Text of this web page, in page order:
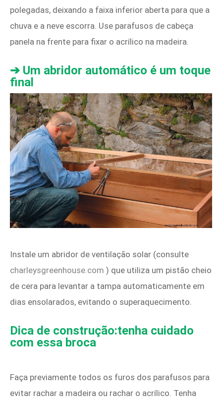
polegadas, deixando a faixa inferior aberta para que a
chuva e a neve escorra. Use parafusos de cabeça
panela na frente para fixar o acrílico na madeira.
➔ Um abridor automático é um toque
final
Instale um abridor de ventilação solar (consulte
charleysgreenhouse.com ) que utiliza um pistão cheio
de cera para levantar a tampa automaticamente em
dias ensolarados, evitando o superaquecimento.
Dica de construção:tenha cuidado
com essa broca
Faça previamente todos os furos dos parafusos para
evitar rachar a madeira ou rachar o acrílico. Tenha